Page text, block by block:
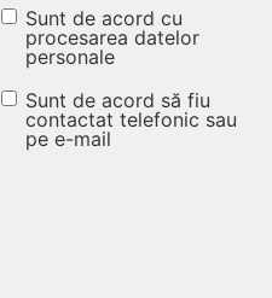
Sunt de acord cu
procesarea
datelor
personale
Sunt de acord cu
procesarea datelor
personale
Sunt de
acord să fiu
Sunt de acord să fiu
contactat telefonic sau
pe e-mail